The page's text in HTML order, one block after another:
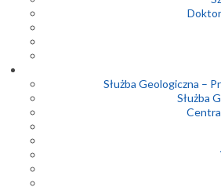
Służba Geologiczna –
Służba